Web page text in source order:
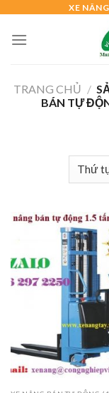
content
XE
TRANG CHỦ /
BÁN TỰ